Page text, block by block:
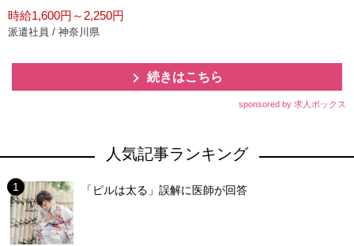
時給1,600円～2,250円
派遣社員 / 神奈川県
続きはこちら
sponsored by 求人ボックス
人気記事ランキング
「ピルは太る」誤解に医師が回答